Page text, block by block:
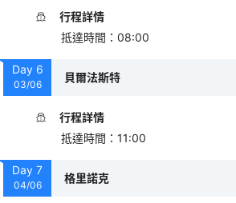
行程詳情
抵達時間 ： 08:00
Day 6
03/06
貝爾法斯特
行程詳情
抵達時間 ： 11:00
Day 7
04/06
格里諾克